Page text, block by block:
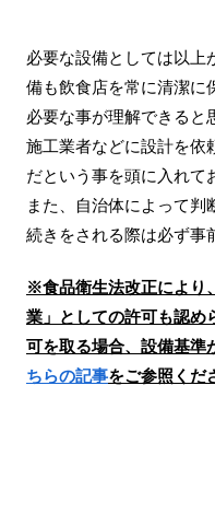
必要な設備としては以上
備も飲食店を常に清潔に
必要な事が理解できると
施工業者などに設計を依
だという事を頭に入れて
また、自治体によって
続きをされる際は必ず事
※食品衛生法改正により
業」としての許可も認め
可を取る場合、設備基準
ちらの記事をご参照くだ